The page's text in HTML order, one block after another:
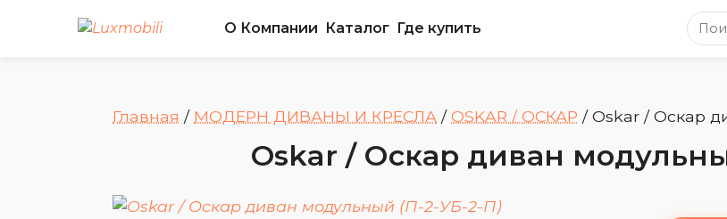
О Компании Каталог Где купить
Главная / МОДЕРН ДИВАНЫ И КРЕСЛА /OSKAR / ОСКАР /Oskar / Оскар
Oskar / Оскар диван